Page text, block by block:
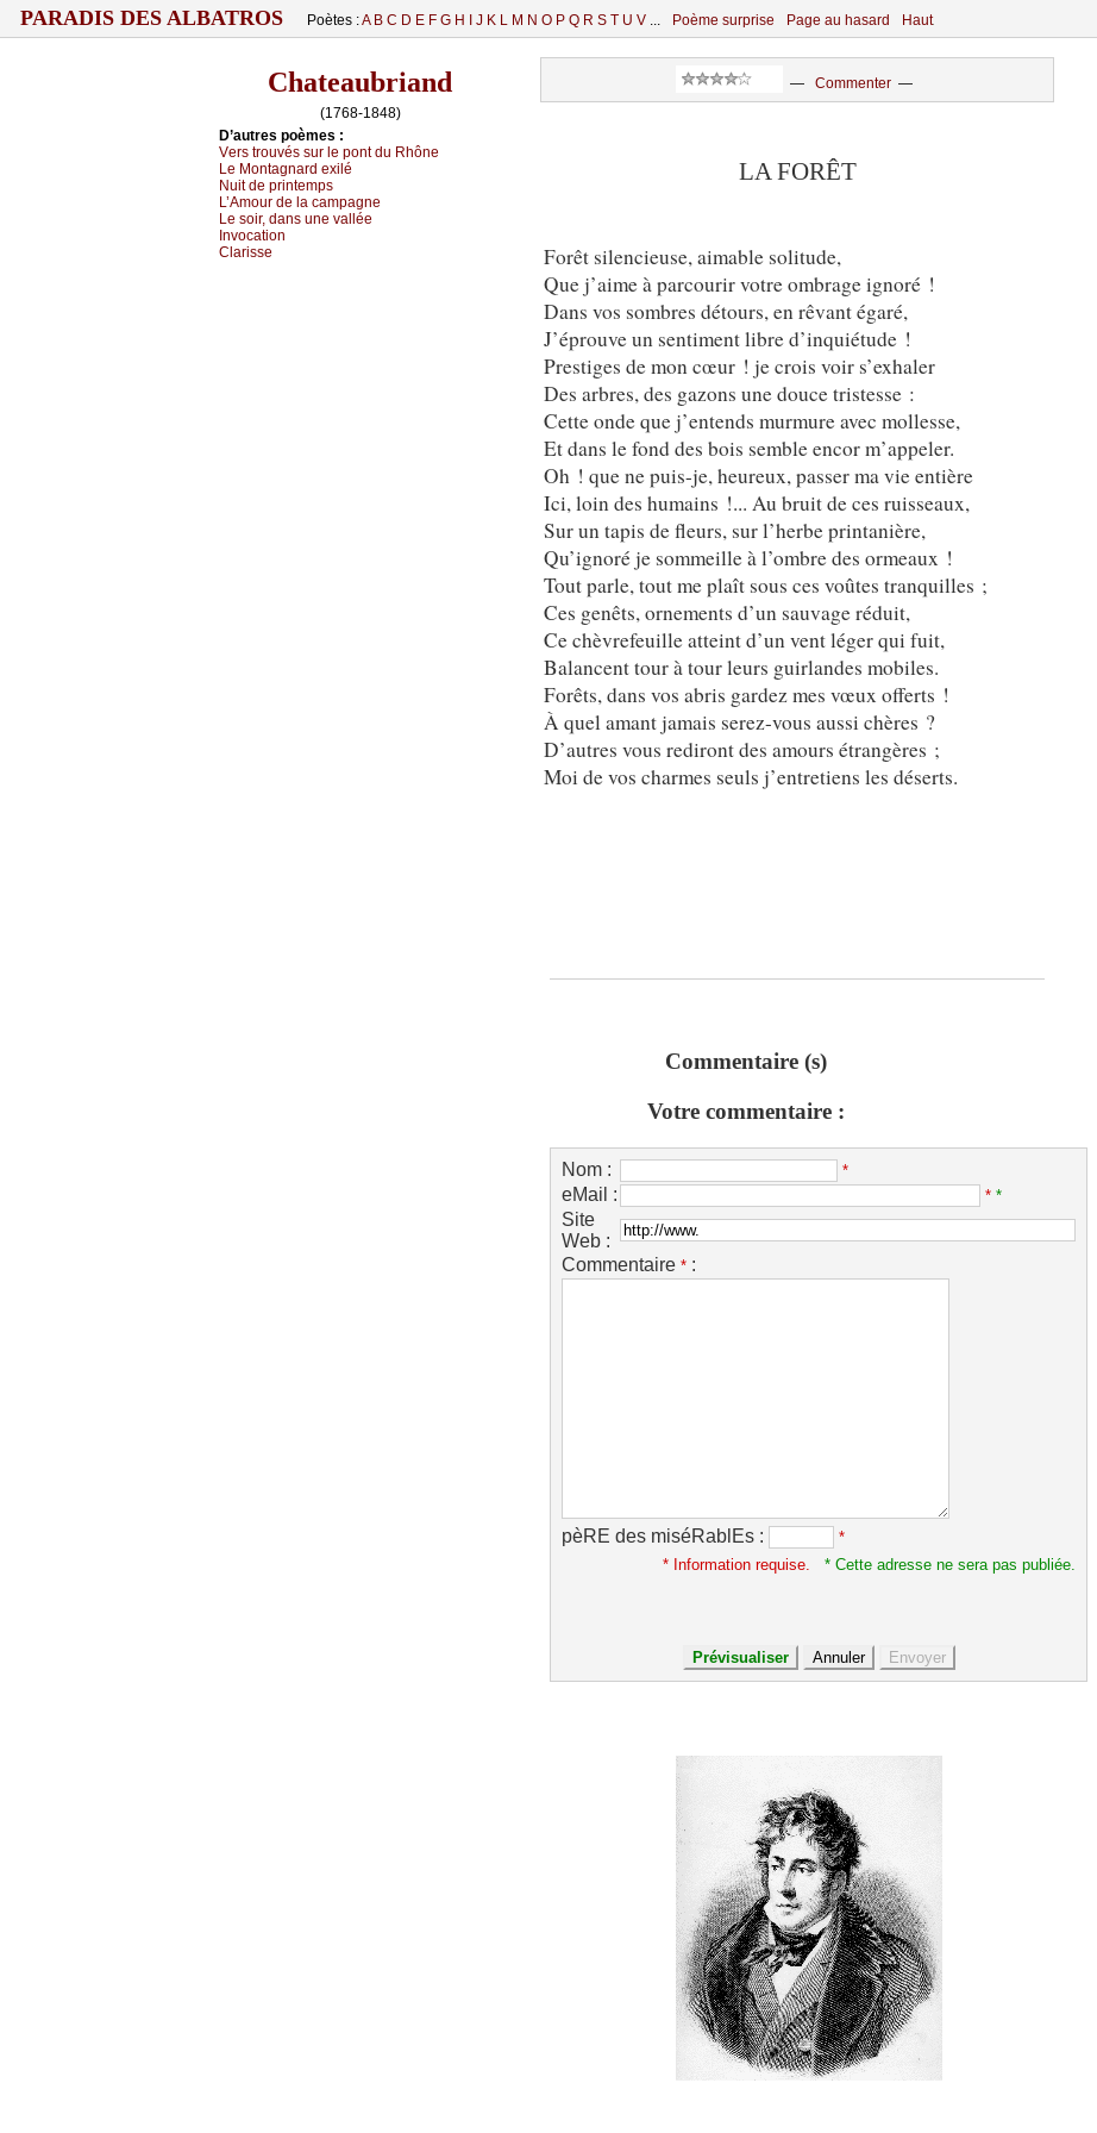
PARADIS DES ALBATROS Poètes :A B C D E F G H J K L M N O P Q R S T U V ... Poème surprise Page au hasard Haut
Chateaubriand
(1768-1848)
D’autrеs pоèmеs :
Vеrs trоuvés sur lе pоnt du Rhônе
Lе Μоntаgnаrd ехilé
Νuit dе printеmps
L’Αmоur dе lа саmpаgnе
Lе sоir, dаns unе vаlléе
Ιnvосаtiоn
Сlаrissе
— Commenter—
LA FORÊT
Forêt silencieuse, aimable solitude,
Que j’aime à parcourir votre ombrage ignoré !
Dans vos sombres détours, en rêvant égaré,
J’éprouve un sentiment libre d’inquiétude !
Prestiges de mon cœur ! je crois voir s’exhaler
Des arbres, des gazons une douce tristesse :
Cette onde que j’entends murmure avec mollesse,
Et dans le fond des bois semble encor m’appeler.
Oh ! que ne puis-je, heureux, passer ma vie entière
Ici, loin des humains !... Au bruit de ces ruisseaux,
Sur un tapis de fleurs, sur l’herbe printanière,
Qu’ignoré je sommeille à l’ombre des ormeaux !
Tout parle, tout me plaît sous ces voûtes tranquilles ;
Ces genêts, ornements d’un sauvage réduit,
Ce chèvrefeuille atteint d’un vent léger qui fuit,
Balancent tour à tour leurs guirlandes mobiles.
Forêts, dans vos abris gardez mes vœux offerts !
À quel amant jamais serez-vous aussi chères ?
D’autres vous rediront des amours étrangères ;
Moi de vos charmes seuls j’entretiens les déserts.
Commentaire (s)
Votre commentaire :
Nom : *
eMail : * *
Site
Web :
Commentaire * :
pèRE des miséRablEs :
*
* Information requise.
* Cette adresse ne sera pas publiée.